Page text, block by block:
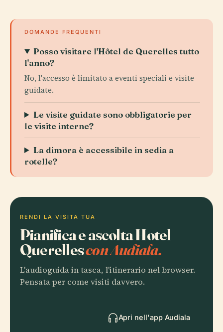
DOMANDE FREQUENTI
Posso visitare l'Hôtel de Querelles tutto
l'anno?
No, l'accesso è limitato a eventi speciali e visite
guidate.
Le visite guidate sono obbligatorie per
le visite interne?
La dimora è accessibile in sedia a
rotelle?
RENDI LA VISITA TUA
Pianifica e ascolta Hotel
Querellescon Audiala.
L'audioguida in tasca, l'itinerario nel browser.
Pensata per come visiti davvero.
Apri nell'app Audiala